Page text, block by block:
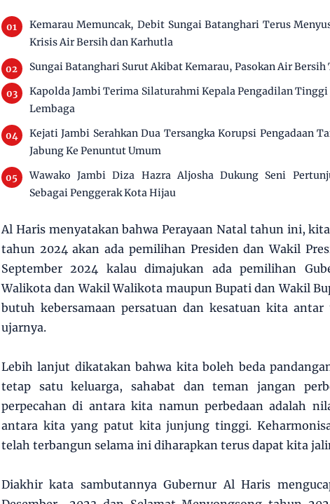
Kemarau Memuncak, Debit Sungai Batanghari Terus
Krisis Air Bersih dan Karhutla
Sungai Batanghari Surut Akibat Kemarau, Pasokan Air
Kapolda Jambi Terima Silaturahmi Kepala Pengadilan
Lembaga
Kejati Jambi Serahkan Dua Tersangka Korupsi Pengadaan
Jabung Ke Penuntut Umum
Wawako Jambi Diza Hazra Aljosha Dukung Seni
Sebagai Penggerak Kota Hijau
Al Haris menyatakan bahwa Perayaan Natal tahun ini,
tahun 2024 akan ada pemilihan Presiden dan Wakil
September 2024 kalau dimajukan ada pemilihan
Walikota dan Wakil Walikota maupun Bupati dan Wakil
butuh kebersamaan persatuan dan kesatuan kita
ujarnya.
Lebih lanjut dikatakan bahwa kita boleh beda
tetap satu keluarga, sahabat dan teman jangan
perpecahan di antara kita namun perbedaan adalah
antara kita yang patut kita junjung tinggi.
telah terbangun selama ini diharapkan terus dapat kita
Diakhir kata sambutannya Gubernur Al Haris